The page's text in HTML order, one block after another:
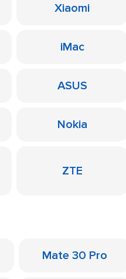
Xiaomi
iMac
ASUS
Nokia
ZTE
Mate 30 Pro